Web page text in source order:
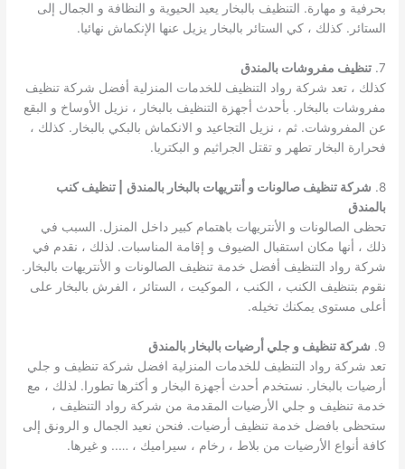
بحرفية و مهارة. التنظيف بالبخار يعيد الحيوية و النظافة و الجمال إلى
الستائر. كذلك ، كي الستائر بالبخار يزيل عنها الإنكماش نهائيا.
7. تنظيف مفروشات بالمندق
كذلك ، تعد شركة رواد التنظيف للخدمات المنزلية أفضل شركة تنظيف
مفروشات بالبخار. بأحدث أجهزة التنظيف بالبخار ، نزيل الأوساخ و البقع
عن المفروشات. ثم ، نزيل التجاعيد و الانكماش بالبكي بالبخار. كذلك ،
فحرارة البخار تطهر و تقتل الجراثيم و البكتريا.
8. شركة تنظيف صالونات و أنتريهات بالبخار بالمندق
| تنظيف كنب
بالمندق
تحظى الصالونات و الأنتريهات باهتمام كبير داخل المنزل. السبب في
ذلك ، أنها مكان استقبال الضيوف و إقامة المناسبات. لذلك ، نقدم في
شركة رواد التنظيف أفضل خدمة تنظيف الصالونات و الأنتريهات بالبخار.
نقوم بتنظيف الكنب ، الكنب ، الموكيت ، الستائر ، الفرش بالبخار على
أعلى مستوى يمكنك تخيله.
9.
شركة تنظيف و جلي أرضيات بالبخار بالمندق
تعد شركة رواد التنظيف للخدمات المنزلية افضل شركة تنظيف و جلي
أرضيات بالبخار. نستخدم أحدث أجهزة البخار و أكثرها تطورا. لذلك ، مع
خدمة تنظيف و جلي الأرضيات المقدمة من شركة رواد التنظيف ،
ستحظى بافضل خدمة تنظيف أرضيات. فنحن نعيد الجمال و الرونق إلى
كافة أنواع الأرضيات من بلاط ، رخام ، سيراميك ، ….. و غيرها.